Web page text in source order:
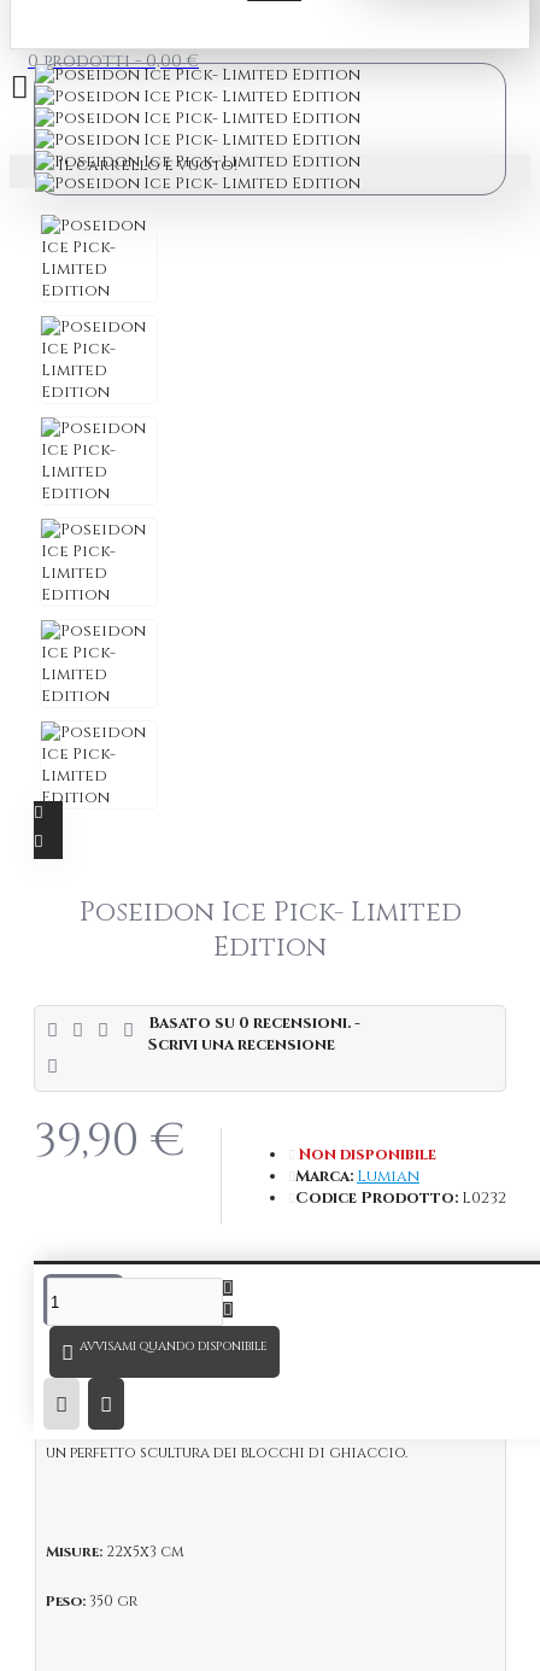
0 prodotti - 0,00 €
Il carrello è vuoto!
Poseidon Ice Pick- Limited
Edition
Basato su 0 recensioni.-
Scrivi una recensione
39,90 €
Non disponibile
Marca: Lumian
Codice Prodotto: L0232
AVVISAMI QUANDO DISPONIBILE
DESCRIZIONE
Poseidon Ice Pick
professionaleinacciaio Inox.
Solido e ben calibrato, grazie alle tre punte garantisce
un perfetto scultura dei blocchi di ghiaccio.
Misure: 22x5x3 cm
Peso:350 gr